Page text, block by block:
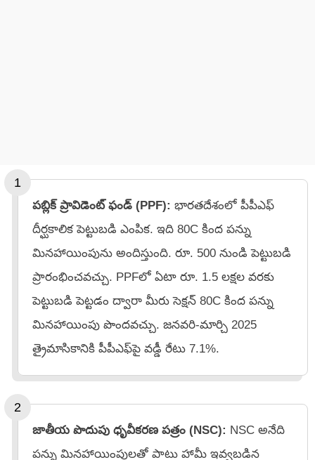
పబ్లిక్ ప్రావిడెంట్ ఫండ్ (PPF): భారతదేశంలో పీపీఎఫ్‌
దీర్ఘకాలిక పెట్టుబడి ఎంపిక. ఇది 80C కింద పన్ను
మినహాయింపును అందిస్తుంది. రూ. 500 నుండి పెట్టుబడి
ప్రారంభించవచ్చు. PPFలో ఏటా రూ. 1.5 లక్షల వరకు
పెట్టుబడి పెట్టడం ద్వారా మీరు సెక్షన్ 80C కింద పన్ను
మినహాయింపు పొందవచ్చు. జనవరి-మార్చి 2025
త్రైమాసికానికి పీపీఎఫ్‌పై వడ్డీ రేటు 7.1%.
జాతీయ పొదుపు ధృవీకరణ పత్రం (NSC): NSC అనేది
పన్ను మినహాయింపులతో పాటు హామీ ఇవ్వబడిన